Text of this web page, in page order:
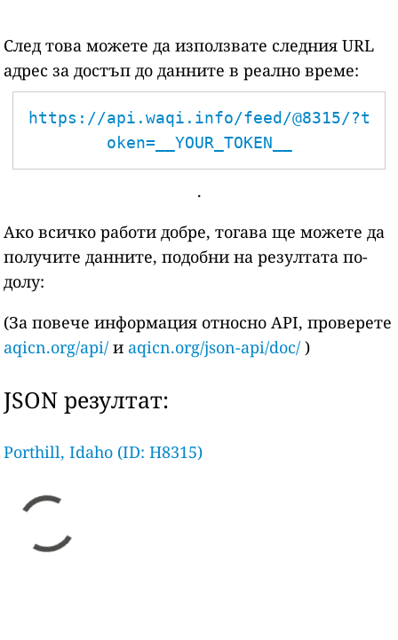
След това можете да използвате следния URL
адрес за достъп до данните в реално време:
https://api.waqi.info/feed/@8315/?t
oken=__YOUR_TOKEN__
.
Ако всичко работи добре, тогава ще можете да
получите данните, подобни на резултата по-
долу:
(За повече информация относно API, проверете
aqicn.org/api/ и aqicn.org/json-api/doc/ )
JSON резултат:
Porthill, Idaho (ID: H8315)